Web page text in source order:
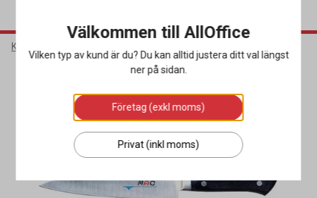
Kök & Servering
Välkommen till AllOffice
Vilken typ av kund är du? Du kan alltid justera ditt val längst
ner på sidan.
Företag (exkl moms)
Privat (inkl moms)